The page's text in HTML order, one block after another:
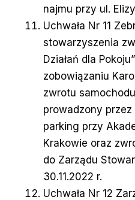
najmu przy ul.
Uchwała Nr 11
stowarzyszenia
Działań dla
zobowiązaniu
zwrotu
prowadzony
parking przy
Krakowie oraz
do Zarządu
30.11.2022 r.
Uchwała Nr 12